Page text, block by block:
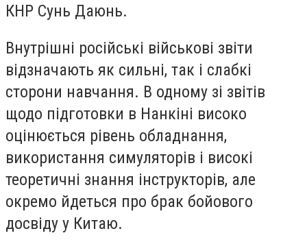
КНР Сунь Даюнь.
Внутрішні російські військові звіти
відзначають як сильні, так і слабкі
сторони навчання. В одному зі звітів
щодо підготовки в Нанкіні високо
оцінюється рівень обладнання,
використання симуляторів і високі
теоретичні знання інструкторів, але
окремо йдеться про брак бойового
досвіду у Китаю.